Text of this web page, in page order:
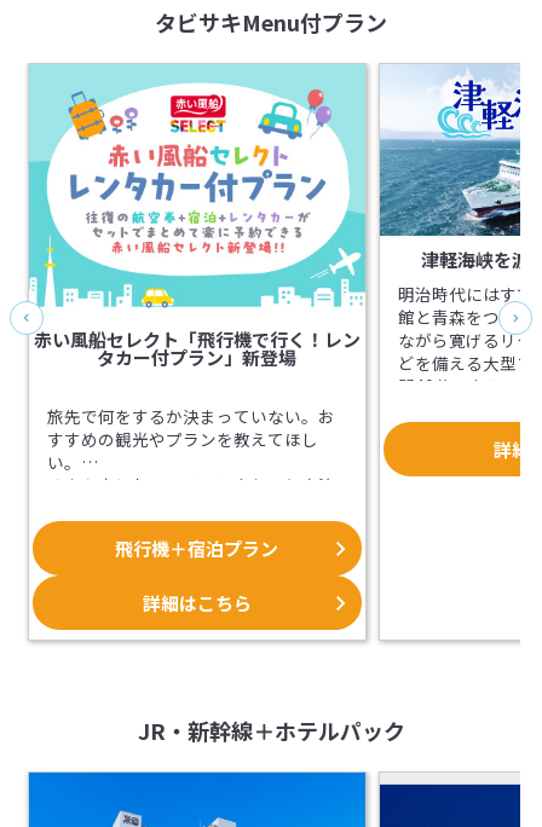
タビサキMenu付プラン
赤い風船セレクト「飛行機で行く！レン
タカー付プラン」新登場
旅先で何をするか決まっていない。お
すすめの観光やプランを教えてほし
い。
そんな方におススメ！アクセスと宿泊
レクト」が新登場。
第一弾は北海道の旅に欠かせないレン
タカー付プランです。
雪も解けて、ドライブを楽しむのに最
適な季節がいよいよ到来！
今年は赤い風船セレクトのレンタカー
飛行機＋宿泊プラン
詳細はこちら
津軽海峡を
明治時代にはすで
館と青森をつなぐ
ながら寛げるリク
どを備える大型フ
間40分のクルー
詳細
JR・新幹線＋ホテルパック